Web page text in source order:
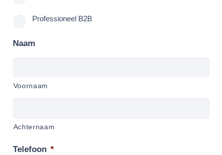
Professioneel B2B
Naam
Voornaam
Achternaam
Telefoon *